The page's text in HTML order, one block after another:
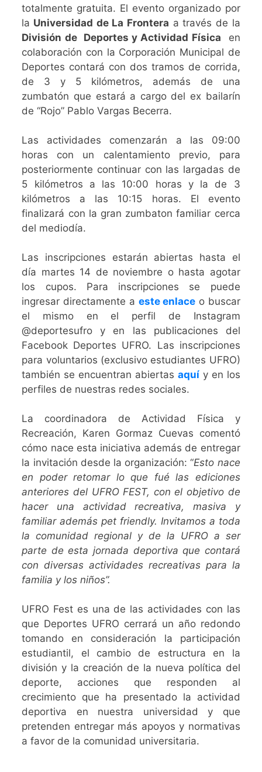
totalmente gratuita. El evento organizado por
la Universidad de La Frontera a través de la
División de Deportes y Actividad Física en
colaboración con la Corporación Municipal de
Deportes contará con dos tramos de corrida,
de 3 y 5 kilómetros, además de una
zumbatón que estará a cargo del ex bailarín
de “Rojo” Pablo Vargas Becerra.
Las actividades comenzarán a las 09:00
horas con un calentamiento previo, para
posteriormente continuar con las largadas de
5 kilómetros a las 10:00 horas y la de 3
kilómetros a las 10:15 horas. El evento
finalizará con la gran zumbaton familiar cerca
del mediodía.
Las inscripciones estarán abiertas hasta el
día martes 14 de noviembre o hasta agotar
los cupos. Para inscripciones se puede
ingresar directamente a este enlace o buscar
el mismo en el perfil de Instagram
@deportesufro y en las publicaciones del
Facebook Deportes UFRO. Las inscripciones
para voluntarios (exclusivo estudiantes UFRO)
también se encuentran abiertas aquí y en los
perfiles de nuestras redes sociales.
La coordinadora de Actividad Física y
Recreación, Karen Gormaz Cuevas comentó
cómo nace esta iniciativa además de entregar
la invitación desde la organización: “Esto nace
en poder retomar lo que fué las ediciones
anteriores del UFRO FEST, con el objetivo de
hacer una actividad recreativa, masiva y
familiar además pet friendly. Invitamos a toda
la comunidad regional y de la UFRO a ser
parte de esta jornada deportiva que contará
con diversas actividades recreativas para la
familia y los niños”.
UFRO Fest es una de las actividades con las
que Deportes UFRO cerrará un año redondo
tomando en consideración la participación
estudiantil, el cambio de estructura en la
división y la creación de la nueva política del
deporte, acciones que responden al
crecimiento que ha presentado la actividad
deportiva en nuestra universidad y que
pretenden entregar más apoyos y normativas
a favor de la comunidad universitaria.